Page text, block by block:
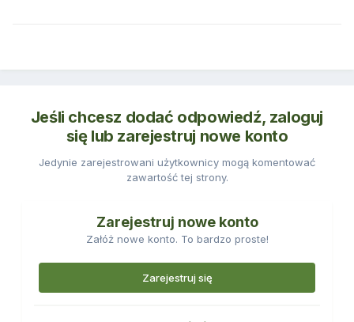
Jeśli chcesz dodać odpowiedź, zaloguj
się lub zarejestruj nowe konto
Jedynie zarejestrowani użytkownicy mogą komentować
zawartość tej strony.
Zarejestruj nowe konto
Załóż nowe konto. To bardzo proste!
Zarejestruj się